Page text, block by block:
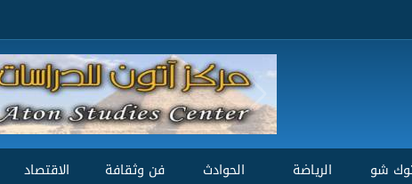
شو الرياضة الحوادث فن وثقافة الاقتصاد